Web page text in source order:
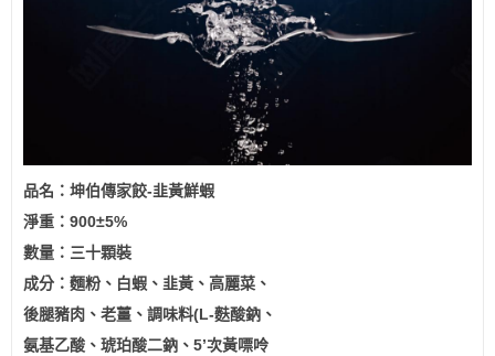
品名：坤伯傳家餃-韭黃鮮蝦
淨重：900±5%
數量：三十顆裝
成分：麵粉、白蝦、韭黃、高麗菜、
後腿豬肉、老薑、調味料(L-麩酸鈉、
氨基乙酸、琥珀酸二鈉、5’次黃嘌呤